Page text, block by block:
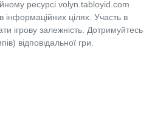
ресурсі volyn.tabloyid.com
інформаційних цілях. Участь в
ігрову залежність. Дотримуйтесь
відповідальної гри.